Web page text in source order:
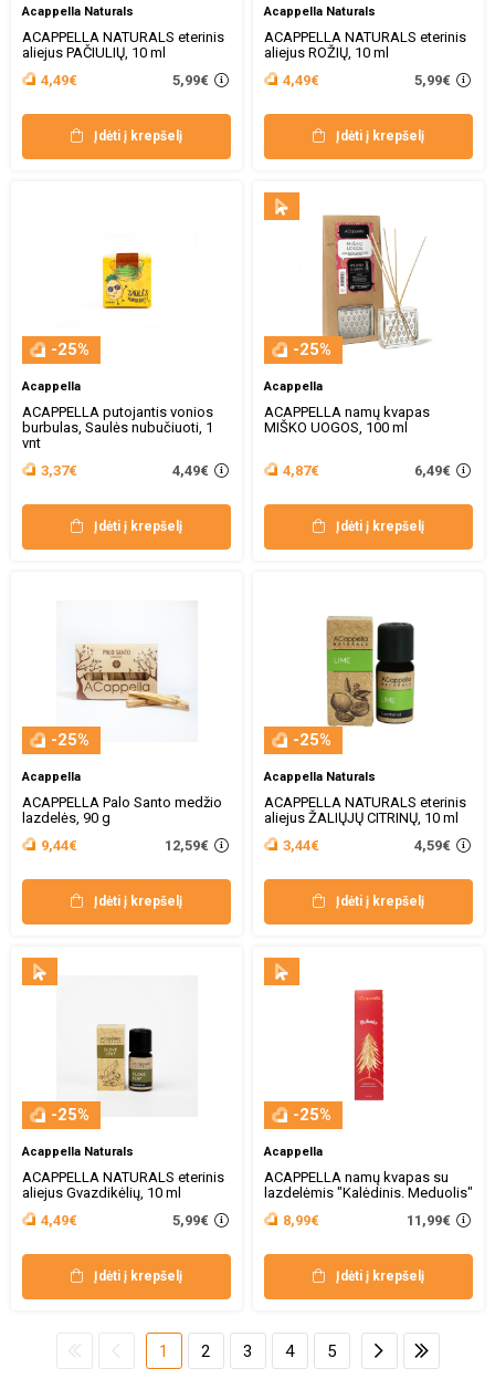
Acappella Naturals
ACAPPELLA NATURALS eterinis
aliejus PAČIULIŲ, 10 ml
4,49€
5,99€
Įdėti į krepšelį
Acappella Naturals
ACAPPELLA NATURALS eterinis
aliejus ROŽIŲ, 10 ml
4,49€
5,99€
Įdėti į krepšelį
-25%
Acappella
ACAPPELLA putojantis vonios
burbulas, Saulės nubučiuoti, 1
vnt
3,37€
4,49€
Įdėti į krepšelį
-25%
Acappella
ACAPPELLA namų kvapas
MIŠKO UOGOS, 100 ml
4,87€ 6,49€
Įdėti į krepšelį
-25%
Acappella
ACAPPELLA Palo Santo medžio
lazdelės, 90 g
9,44€
12,59€
Įdėti į krepšelį
-25%
Acappella Naturals
ACAPPELLA NATURALS eterinis
aliejus ŽALIŲJŲ CITRINŲ, 10 ml
3,44€
4,59€
Įdėti į krepšelį
-25%
Acappella Naturals
ACAPPELLA NATURALS eterinis
aliejus Gvazdikėlių, 10 ml
4,49€
5,99€
Įdėti į krepšelį
-25%
Acappella
ACAPPELLA namų kvapas su
lazdelėmis "Kalėdinis. Meduolis"
8,99€
11,99€
Įdėti į krepšelį
1 2 3 4 5